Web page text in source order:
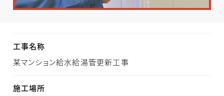
工事名称
某マンション給水給湯管更新工事
施工場所